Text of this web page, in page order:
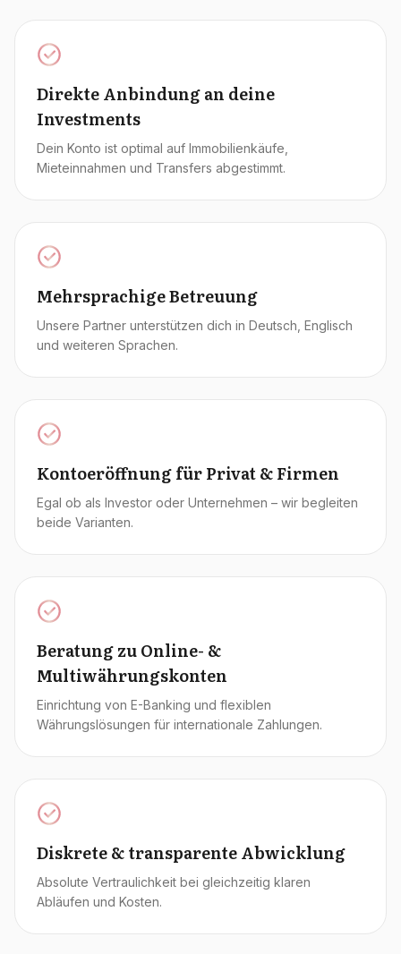
Direkte Anbindung an deine
Investments
Dein Konto ist optimal auf Immobilienkäufe,
Mieteinnahmen und Transfers abgestimmt.
Mehrsprachige Betreuung
Unsere Partner unterstützen dich in Deutsch, Englisch
und weiteren Sprachen.
Kontoeröffnung für Privat & Firmen
Egal ob als Investor oder Unternehmen – wir begleiten
beide Varianten.
Beratung zu Online- &
Multiwährungskonten
Einrichtung von E-Banking und flexiblen
Währungslösungen für internationale Zahlungen.
Diskrete & transparente Abwicklung
Absolute Vertraulichkeit bei gleichzeitig klaren
Abläufen und Kosten.